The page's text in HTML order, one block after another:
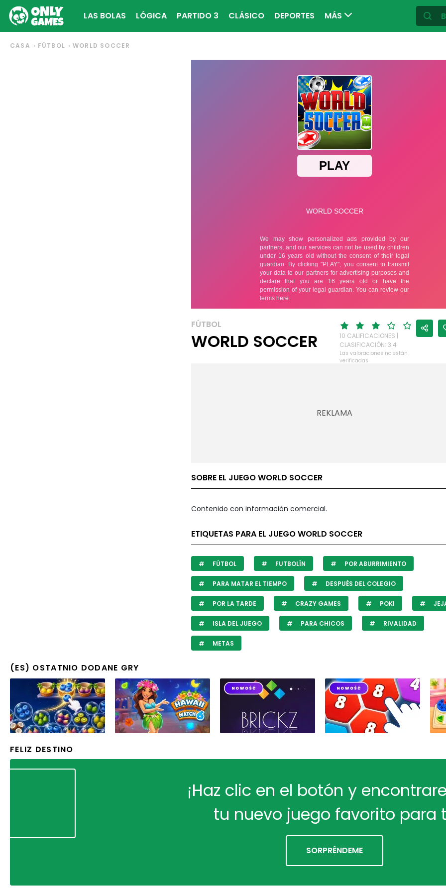
LAS BOLAS LÓGICA PARTIDO 3 CLÁSICO DEPORTES MÁS
CASA FÚTBOL WORLD SOCCER
FÚTBOL
WORLD SOCCER
10 CALIFICACIONES |
CLASIFICACIÓN: 3.4
Las valoraciones no están
verificadas
SOBRE EL JUEGO WORLD SOCCER
Contenido con información comercial.
ETIQUETAS PARA EL JUEGO WORLD SOCCER
FÚTBOL FUTBOLÍN POR ABURRIMIENTO
PARA MATAR EL TIEMPO DESPUÉS DEL COLEGIO
POR LA TARDE CRAZY GAMES POKI
ISLA DEL JUEGO PARA CHICOS RIVALIDAD
METAS
(ES) OSTATNIO DODANE GRY
FELIZ DESTINO
¡Haz clic en el botón y
tu nuevo juego favorito para
SORPRÉNDEME